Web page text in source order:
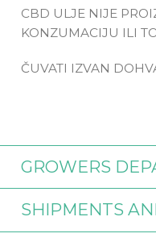
CBD ULJE NIJE
KONZUMACIJU ILI
ČUVATI IZVAN
GROWERS
SHIPMENTS